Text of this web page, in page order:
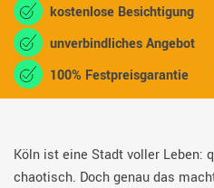
kostenlose Besichtigung
unverbindliches Angebot
100% Festpreisgarantie
Köln ist eine Stadt voller Leben:
chaotisch. Doch genau das